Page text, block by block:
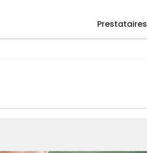
Prestataires